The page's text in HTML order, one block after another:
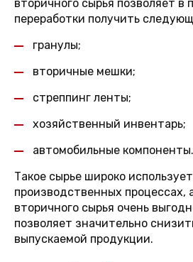
вторичного сырья позволяет в
переработки получить
гранулы;
вторичные мешки;
стреппинг ленты;
хозяйственный инвентарь;
автомобильные компоненты.
Такое сырье широко
производственных процессах,
вторичного сырья очень
позволяет значительно
выпускаемой продукции.